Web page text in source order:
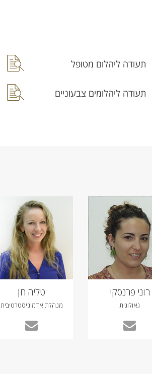
תעודה ליהלום מטופל
תעודה ליהלומים צבעוניים
טליה חן
מנהלת אדמיניסטרטיבית
רוני פרנסקי
גאולוגית